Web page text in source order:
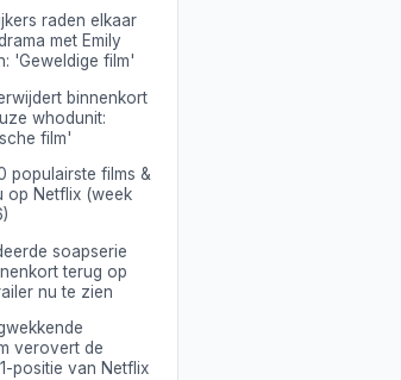
raden elkaar
met Emily
'Geweldige film'
binnenkort
whodunit:
film'
populairste films &
op Netflix (week
soapserie
terug op
nu te zien
verovert de
positie van Netflix